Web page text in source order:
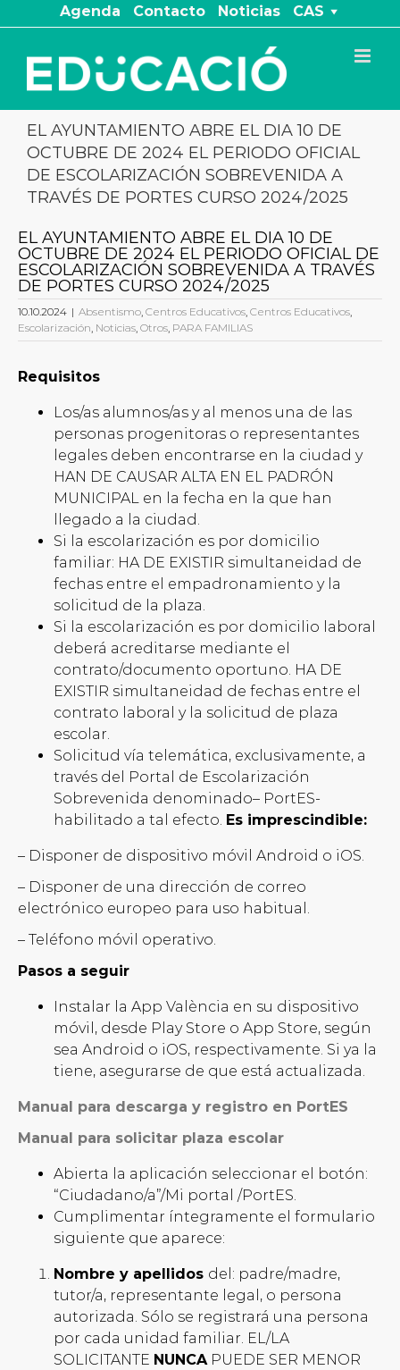
al
contenido
Agenda Contacto Noticias CAS
EL AYUNTAMIENTO ABRE EL DIA 10 DE
OCTUBRE DE 2024 EL PERIODO OFICIAL
DE ESCOLARIZACIÓN SOBREVENIDA A
TRAVÉS DE PORTES CURSO 2024/2025
EL AYUNTAMIENTO ABRE EL DIA 10 DE
OCTUBRE DE 2024 EL PERIODO OFICIAL DE
ESCOLARIZACIÓN SOBREVENIDA A TRAVÉS
DE PORTES CURSO 2024/2025
10.10.2024 | Absentismo, Centros Educativos, Centros Educativos,
Escolarización, Noticias, Otros, PARA FAMILIAS
Requisitos
Los/as alumnos/as y al menos una de las
personas progenitoras o representantes
legales deben encontrarse en la ciudad y
HAN DE CAUSAR ALTA EN EL PADRÓN
MUNICIPAL en la fecha en la que han
llegado a la ciudad.
Si la escolarización es por domicilio
familiar: HA DE EXISTIR simultaneidad de
fechas entre el empadronamiento y la
solicitud de la plaza.
Si la escolarización es por domicilio laboral
deberá acreditarse mediante el
contrato/documento oportuno. HA DE
EXISTIR simultaneidad de fechas entre el
contrato laboral y la solicitud de plaza
escolar.
Solicitud vía telemática, exclusivamente, a
través del Portal de Escolarización
Sobrevenida denominado– PortES-
habilitado a tal efecto. Es imprescindible:
– Disponer de dispositivo móvil Android o iOS.
– Disponer de una dirección de correo
electrónico europeo para uso habitual.
– Teléfono móvil operativo.
Pasos a seguir
Instalar la App València en su dispositivo
móvil, desde Play Store o App Store, según
sea Android o iOS, respectivamente. Si ya la
tiene, asegurarse de que está actualizada.
Manual para descarga y registro en PortES
Manual para solicitar plaza escolar
Abierta la aplicación seleccionar el botón:
“Ciudadano/a”/Mi portal /PortES.
Cumplimentar íntegramente el formulario
siguiente que aparece:
Nombre y apellidos del: padre/madre,
tutor/a, representante legal, o persona
autorizada. Sólo se registrará una persona
por cada unidad familiar. EL/LA
SOLICITANTE NUNCAPUEDE SER MENOR